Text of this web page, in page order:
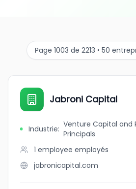
Page 1003 de 2213 • 50
Jabroni Capital
Industrie: Venture Capital and
Principals
1 employee employés
jabronicapital.com